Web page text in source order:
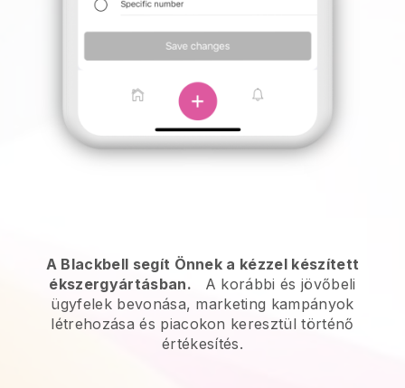
A Blackbell segít Önnek a kézzel készített
ékszergyártásban.
A korábbi és jövőbeli
ügyfelek bevonása, marketing kampányok
létrehozása és piacokon keresztül történő
értékesítés.